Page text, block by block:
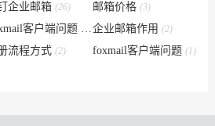
企业邮箱 (26) 邮箱价格(3)
Foxmail客户端问题
(6)企业邮箱作用(2)
流程方式 (2) foxmail客户端问题(1)